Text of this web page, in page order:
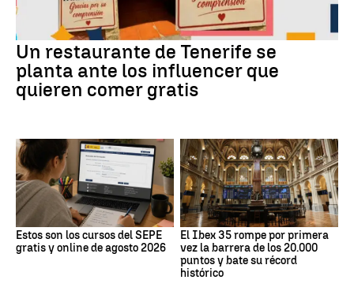
Un restaurante de Tenerife se
planta ante los influencer que
quieren comer gratis
Estos son los cursos del SEPE
gratis y online de agosto 2026
El Ibex 35 rompe por primera
vez la barrera de los 20.000
puntos y bate su récord
histórico